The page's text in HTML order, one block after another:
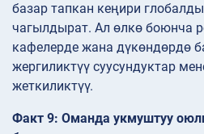
базар тапкан кеңири
чагылдырат. Ал өлкө боюнча
кафелерде жана дүкөндөрдө
жергиликтүү суусундуктар
жеткиликтүү.
Факт 9: Оманда укмуштуу